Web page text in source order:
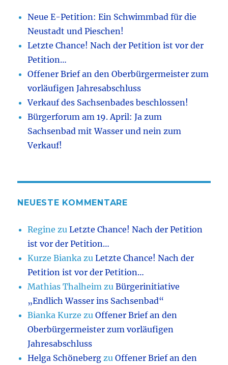
Neue E-Petition: Ein Schwimmbad für die
Neustadt und Pieschen!
Letzte Chance! Nach der Petition ist vor der
Petition…
Offener Brief an den Oberbürgermeister zum
vorläufigen Jahresabschluss
Verkauf des Sachsenbades beschlossen!
Bürgerforum am 19. April: Ja zum
Sachsenbad mit Wasser und nein zum
Verkauf!
NEUESTE KOMMENTARE
Regine zuLetzte Chance! Nach der Petition
ist vor der Petition…
Kurze Bianka zuLetzte Chance! Nach der
Petition ist vor der Petition…
Mathias Thalheim zuBürgerinitiative
„Endlich Wasser ins Sachsenbad“
Bianka Kurze zuOffener Brief an den
Oberbürgermeister zum vorläufigen
Jahresabschluss
Helga Schöneberg zuOffener Brief an den